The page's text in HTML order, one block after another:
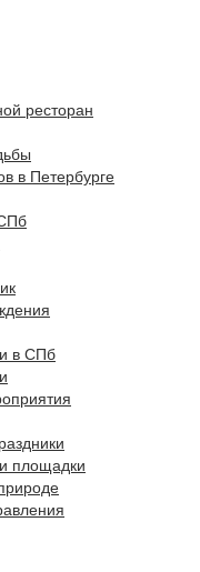
ресторан
в Петербурге
в СПб
площадки